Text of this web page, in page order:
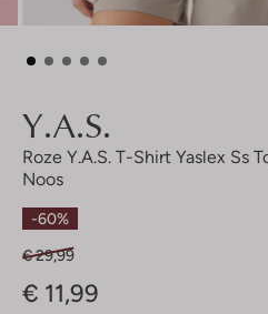
Y.a.s.
Roze Y.a.s. T-Shirt Yaslex Ss
Noos
-60%
€ 29,99
€ 11,99